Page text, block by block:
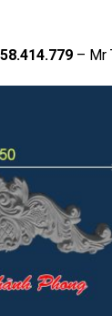
– Mr